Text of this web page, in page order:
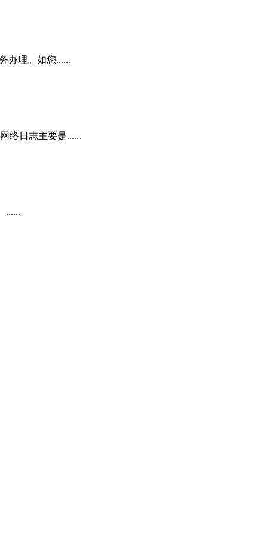
办理。如您......
络日志主要是......
......